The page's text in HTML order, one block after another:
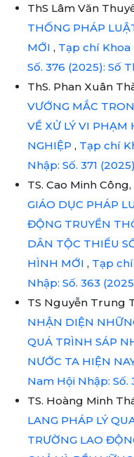
ThS Lâm Văn
THỐNG PHÁP
MỚI , Tạp chí Khoa
Số. 376 (2025): Số
ThS. Phan Xuân
VƯỚNG MẮC
VỀ XỬ LÝ VI
NGHIỆP , Tạp chí
Nhập: Số. 371
TS. Cao Minh Công,
GIÁO DỤC PHÁP
ĐỘNG TRUYỀN
DÂN TỘC THIỂU
HÌNH MỚI , Tạp
Nhập: Số. 363
TS Nguyễn Trung
NHẬN DIỆN
QUÁ TRÌNH SÁP
NƯỚC TA HIỆN
Nam Hội Nhập: Số.
TS. Hoàng Minh
LANG PHÁP LÝ
TRƯỜNG LAO